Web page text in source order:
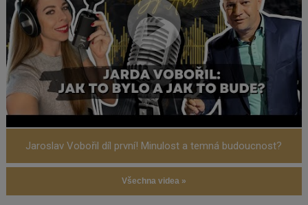
Jaroslav Vobořil díl první! Minulost a temná budoucnost?
Všechna videa »